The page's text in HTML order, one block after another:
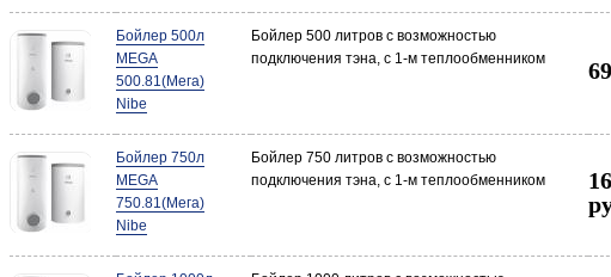
Бойлер 500л
MEGA
500.81(Мега)
Nibe
Бойлер 500 литров с возможностью
подключения тэна, с 1-м теплообменником
Бойлер 750л
MEGA
750.81(Мега)
Nibe
Бойлер 750 литров с возможностью
подключения тэна, с 1-м теплообменником